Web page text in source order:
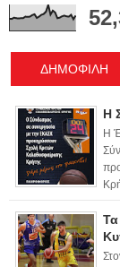
ΔΗΜΟΦΙΛΗ
Η
Η